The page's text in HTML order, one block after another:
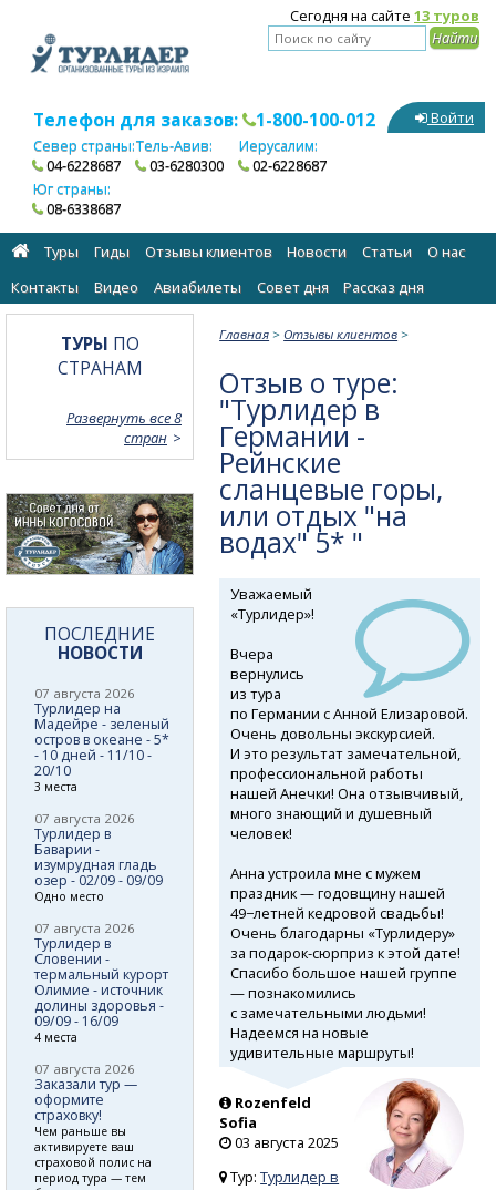
Сегодня на сайте 13 туров
Телефон для заказов: 1-800-100-012
Север страны:
04-6228687
Тель-Авив:
03-6280300
Иерусалим:
02-6228687
Юг страны:
08-6338687
Войти
Туры Гиды Отзывы клиентов Новости Статьи
О нас
Контакты
Видео Авиабилеты Cовет дня Рассказ дня
Главная > Отзывы клиентов >
Отзыв о туре:
"Турлидер в
Германии -
Рейнские
сланцевые горы,
или отдых "на
водах" 5* "
Уважаемый
«Турлидер»!
Вчера
вернулись
из тура
по Германии с Анной Елизаровой.
Очень довольны экскурсией.
И это результат замечательной,
профессиональной работы
нашей Анечки! Она отзывчивый,
много знающий и душевный
человек!
Анна устроила мне с мужем
праздник — годовщину нашей
49−летней кедровой свадьбы!
Очень благодарны «Турлидеру»
за подарок-сюрприз к этой дате!
Спасибо большое нашей группе
— познакомились
с замечательными людьми!
Надеемся на новые
удивительные маршруты!
Rozenfeld
Sofia
03 августа 2025
Тур:Турлидер в
ТУРЫ ПО
СТРАНАМ
Развернуть все 8
стран
ПОСЛЕДНИЕ
НОВОСТИ
07 августа 2026
Турлидер на
Мадейре - зеленый
остров в океане - 5*
- 10 дней - 11/10 -
20/10
3 места
07 августа 2026
Турлидер в
Баварии -
изумрудная гладь
озер - 02/09 - 09/09
Одно место
07 августа 2026
Турлидер в
Словении -
термальный курорт
Олимие - источник
долины здоровья -
09/09 - 16/09
4 места
07 августа 2026
Заказали тур —
оформите
страховку!
Чем раньше вы
активируете ваш
страховой полис на
период тура — тем